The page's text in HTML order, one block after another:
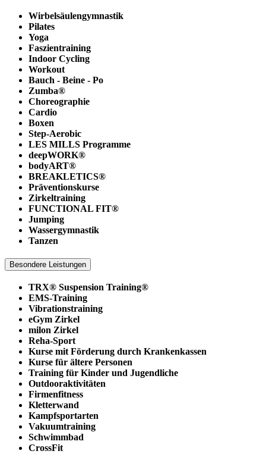
Wirbelsäulengymnastik
Pilates
Yoga
Faszientraining
Indoor Cycling
Workout
Bauch - Beine - Po
Zumba®
Choreographie
Cardio
Boxen
Step-Aerobic
LES MILLS Programme
deepWORK®
bodyART®
BREAKLETICS®
Präventionskurse
Zirkeltraining
FUNCTIONAL FIT®
Jumping
Wassergymnastik
Tanzen
Besondere Leistungen
TRX® Suspension Training®
EMS-Training
Vibrationstraining
eGym Zirkel
milon Zirkel
Reha-Sport
Kurse mit Förderung durch Krankenkassen
Kurse für ältere Personen
Training für Kinder und Jugendliche
Outdooraktivitäten
Firmenfitness
Kletterwand
Kampfsportarten
Vakuumtraining
Schwimmbad
CrossFit